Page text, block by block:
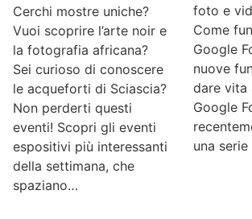
Cerchi mostre uniche?
Vuoi scoprire l’arte noir e
la fotografia africana?
Sei curioso di conoscere
le acqueforti di Sciascia?
Non perderti questi
eventi! Scopri gli eventi
espositivi più interessanti
della settimana, che
spaziano…
foto e
Come
Google
nuove
dare vita
Google
una